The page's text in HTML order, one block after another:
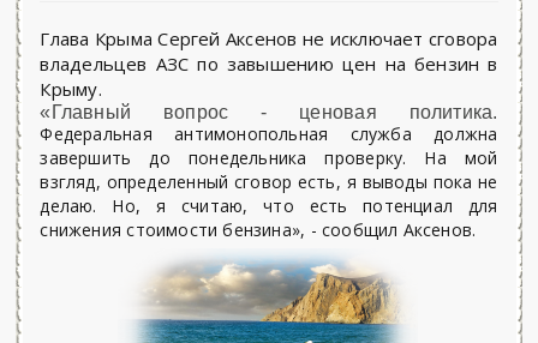
Глава Крыма Сергей Аксенов не исключает сговора
владельцев АЗС по завышению цен на бензин в
Крыму.
«Главный вопрос - ценовая политика.
Федеральная антимонопольная служба должна
завершить до понедельника проверку. На мой
взгляд, определенный сговор есть, я выводы пока не
делаю. Но, я считаю, что есть потенциал для
снижения стоимости бензина», - сообщил Аксенов.